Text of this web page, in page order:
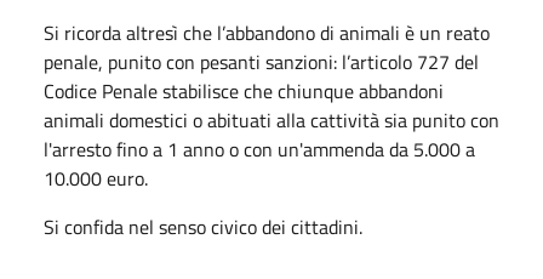
Si ricorda altresì che l’abbandono di animali è un reato
penale, punito con pesanti sanzioni: l’articolo 727 del
Codice Penale stabilisce che chiunque abbandoni
animali domestici o abituati alla cattività sia punito con
l'arresto fino a 1 anno o con un'ammenda da 5.000 a
10.000 euro.
Si confida nel senso civico dei cittadini.